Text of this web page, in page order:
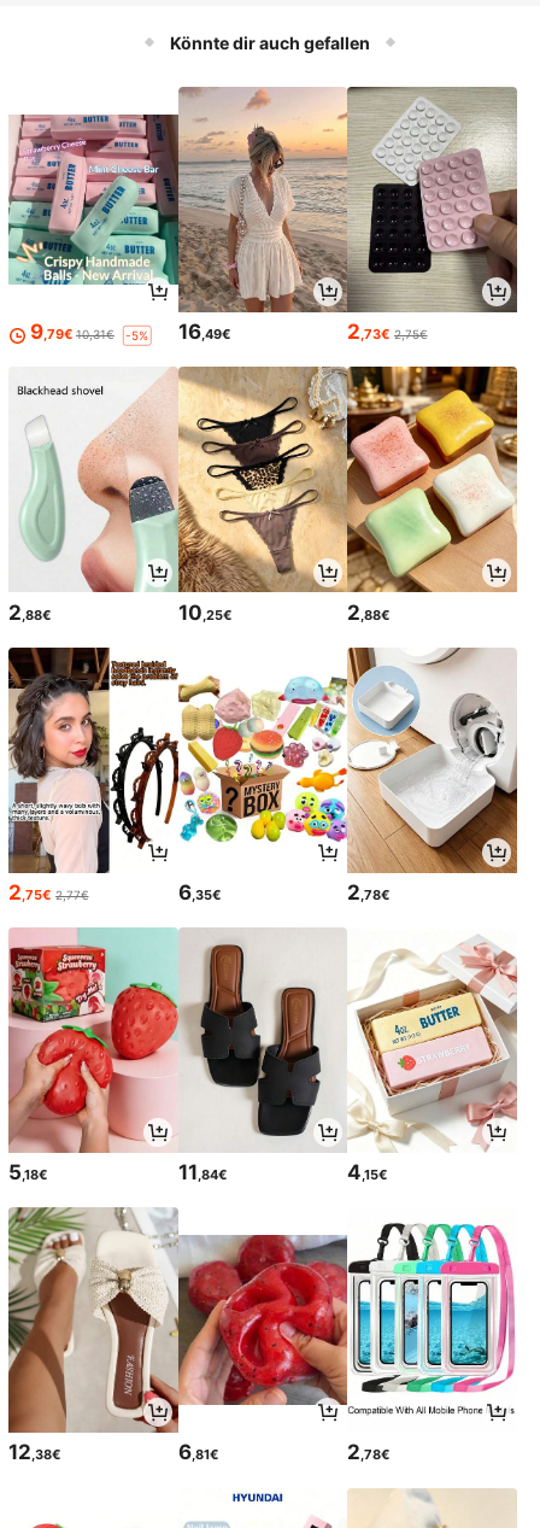
chlägerkörper, rutschfester, schwei
ßabsorbierender Griff, stoßfeste, ver
s Schwingen ohne Belastung, geeig
net für Zuhause, Garten, Park, Cam
ping für Doppelspieler-Matches od
er Einzelspieler-Training, kompakte
tragbare Verpackung, geeignet als
Lässig-Sportgeschenk für Geburtst
ag, Schulanfang und verschiedene
Feste
Könnte dir auch gefallen
9,79€ 10,31€ -5% 16,49€ 2,73€ 2,75€
2 ,88€ 10 ,25€ 2 ,88€
2,75€ 2,77€ 6,35€ 2,78€
5,18€ 11,84€ 4,15€
12,38€ 6,81€ 2,78€